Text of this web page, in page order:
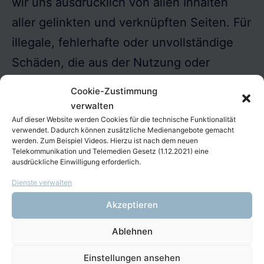
Cookie-Zustimmung
verwalten
Auf dieser Website werden Cookies für die technische Funktionalität
verwendet. Dadurch können zusätzliche Medienangebote gemacht
werden. Zum Beispiel Videos. Hierzu ist nach dem neuen
Telekommunikation und Telemedien Gesetz (1.12.2021) eine
ausdrückliche Einwilligung erforderlich.
Dienste verwalten
Akzeptieren
Ablehnen
Einstellungen ansehen
aller gelinkten und verknüpften Seiten. Für
illegale, fehlerhafte oder unvollständige
Schäden, die aus der Nutzung oder
Informationen entstehen, haftet allein der
Anbieter der Seite, auf die verwiesen
wurde; nicht derjenige, der über Links auf
die jeweilige Veröffentlichung lediglich
verweist.
Urheber- und Schutzrechte